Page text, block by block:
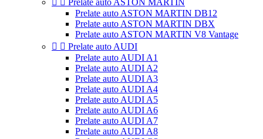
  Prelate auto ASTON MARTIN
Prelate auto ASTON MARTIN DB12
Prelate auto ASTON MARTIN DBX
Prelate auto ASTON MARTIN V8 Vantage
  Prelate auto AUDI
Prelate auto AUDI A1
Prelate auto AUDI A2
Prelate auto AUDI A3
Prelate auto AUDI A4
Prelate auto AUDI A5
Prelate auto AUDI A6
Prelate auto AUDI A7
Prelate auto AUDI A8